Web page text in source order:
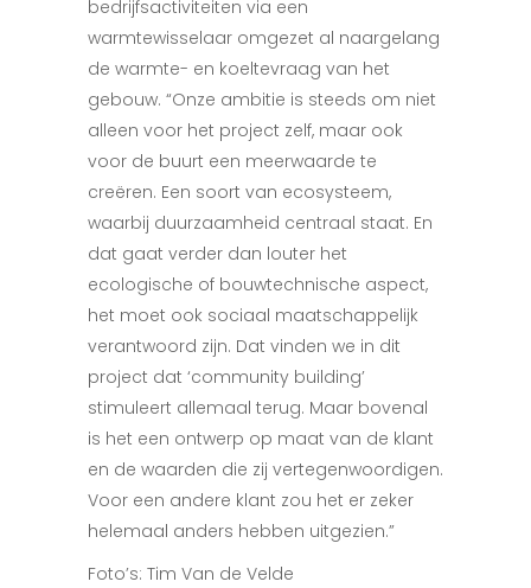
bedrijfsactiviteiten via een
warmtewisselaar omgezet al naargelang
de warmte- en koeltevraag van het
gebouw. “Onze ambitie is steeds om niet
alleen voor het project zelf, maar ook
voor de buurt een meerwaarde te
creëren. Een soort van ecosysteem,
waarbij duurzaamheid centraal staat. En
dat gaat verder dan louter het
ecologische of bouwtechnische aspect,
het moet ook sociaal maatschappelijk
verantwoord zijn. Dat vinden we in dit
project dat ‘community building’
stimuleert allemaal terug. Maar bovenal
is het een ontwerp op maat van de klant
en de waarden die zij vertegenwoordigen.
Voor een andere klant zou het er zeker
helemaal anders hebben uitgezien.”
Foto’s: Tim Van de Velde